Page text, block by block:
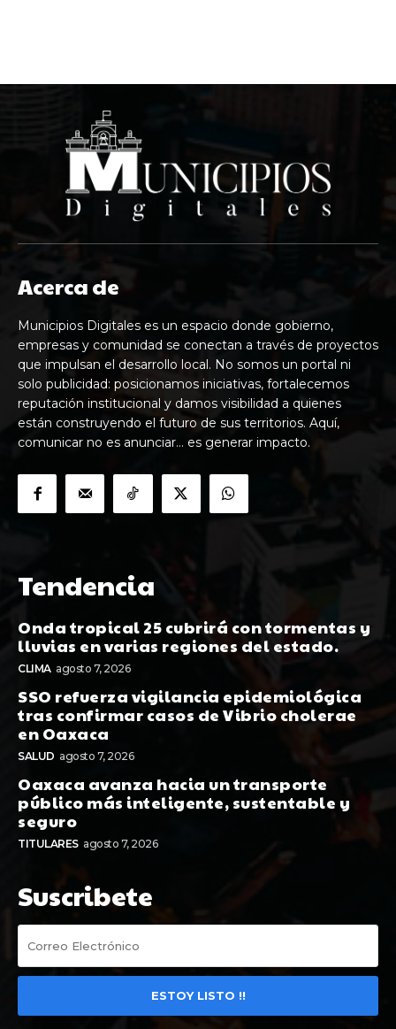
Acerca de
Municipios Digitales es un espacio donde gobierno,
empresas y comunidad se conectan a través de proyectos
que impulsan el desarrollo local. No somos un portal ni
solo publicidad: posicionamos iniciativas, fortalecemos
reputación institucional y damos visibilidad a quienes
están construyendo el futuro de sus territorios. Aquí,
comunicar no es anunciar… es generar impacto.
Tendencia
Onda tropical 25 cubrirá con tormentas y
lluvias en varias regiones del estado.
CLIMA agosto 7, 2026
SSO refuerza vigilancia epidemiológica
tras confirmar casos de Vibrio cholerae
en Oaxaca
SALUD agosto 7, 2026
Oaxaca avanza hacia un transporte
público más inteligente, sustentable y
seguro
TITULARES agosto 7, 2026
Suscribete
ESTOY LISTO !!